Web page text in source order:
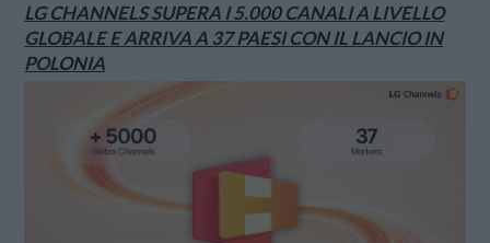
LG CHANNELS SUPERA I 5.000 CANALI A LIVELLO
GLOBALE E ARRIVA A 37 PAESI CON IL LANCIO IN
POLONIA